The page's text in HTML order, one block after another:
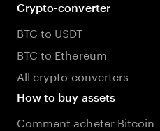
Crypto-converter
BTC to USDT
BTC to Ethereum
All crypto converters
How to buy assets
Comment acheter Bitcoin